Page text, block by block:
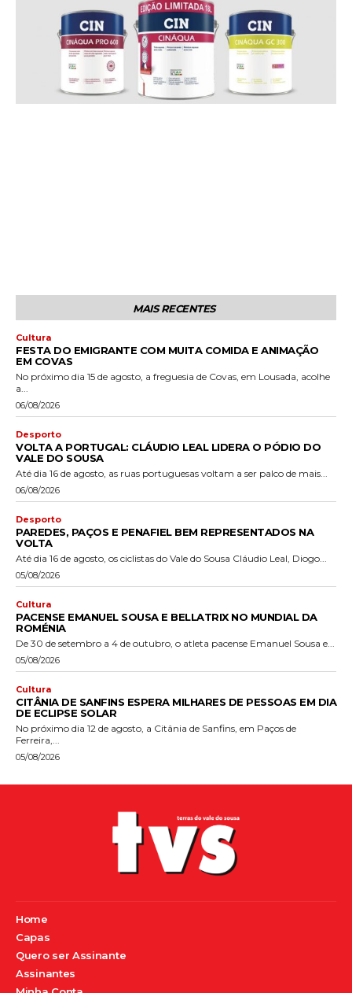
MAIS RECENTES
Cultura
FESTA DO EMIGRANTE COM MUITA COMIDA E ANIMAÇÃO
EM COVAS
No próximo dia 15 de agosto, a freguesia de Covas, em Lousada, acolhe
a...
06/08/2026
Desporto
VOLTA A PORTUGAL: CLÁUDIO LEAL LIDERA O PÓDIO DO
VALE DO SOUSA
Até dia 16 de agosto, as ruas portuguesas voltam a ser palco de mais...
06/08/2026
Desporto
PAREDES, PAÇOS E PENAFIEL BEM REPRESENTADOS NA
VOLTA
Até dia 16 de agosto, os ciclistas do Vale do Sousa Cláudio Leal, Diogo...
05/08/2026
Cultura
PACENSE EMANUEL SOUSA E BELLATRIX NO MUNDIAL DA
ROMÉNIA
De 30 de setembro a 4 de outubro, o atleta pacense Emanuel Sousa e...
05/08/2026
Cultura
CITÂNIA DE SANFINS ESPERA MILHARES DE PESSOAS EM DIA
DE ECLIPSE SOLAR
No próximo dia 12 de agosto, a Citânia de Sanfins, em Paços de
Ferreira,...
05/08/2026
Home
Capas
Quero ser Assinante
Assinantes